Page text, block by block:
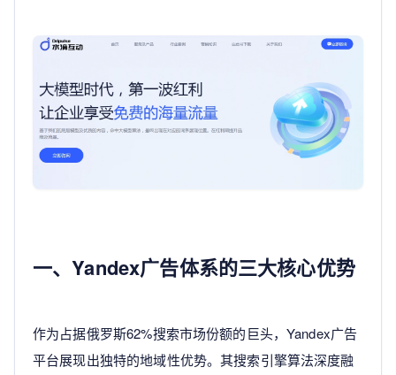
一、Yandex广告体系的三大核心优势
作为占据俄罗斯62%搜索市场份额的巨头，Yandex广告
平台展现出独特的地域性优势。其搜索引擎算法深度融